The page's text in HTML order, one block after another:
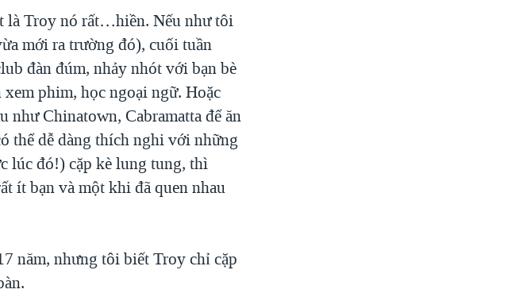
là Troy nó rất…hiền. Nếu như tôi
mới ra trường đó), cuối tuần
đàn đúm, nhảy nhót với bạn bè
phim, học ngoại ngữ. Hoặc
Chinatown, Cabramatta để ăn
thể dễ dàng thích nghi với những
lúc đó!) cặp kè lung tung, thì
ít bạn và một khi đã quen nhau
năm, nhưng tôi biết Troy chỉ cặp